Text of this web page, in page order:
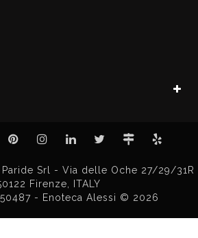
Srl - Via delle Oche 27/29/31R
Firenze, ITALY
- Enoteca Alessi © 2026